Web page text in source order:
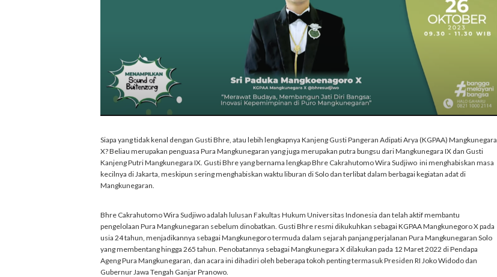
Siapa yang tidak kenal dengan Gusti Bhre, atau lebih lengkapnya Kanjeng Gusti Pangeran Adipati Arya (KGPAA) Mangkunegara
X? Beliau merupakan penguasa Pura Mangkunegaran yang juga merupakan putra bungsu dari Mangkunegara IX dan Gusti
Kanjeng Putri Mangkunegara IX. Gusti Bhre yang bernama lengkap Bhre Cakrahutomo Wira Sudjiwo ini menghabiskan masa
kecilnya di Jakarta, meskipun sering menghabiskan waktu liburan di Solo dan terlibat dalam berbagai kegiatan adat di
Mangkunegaran.
Bhre Cakrahutomo Wira Sudjiwo adalah lulusan Fakultas Hukum Universitas Indonesia dan telah aktif membantu
pengelolaan Pura Mangkunegaran sebelum dinobatkan. Gusti Bhre resmi dikukuhkan sebagai KGPAA Mangkunegoro X pada
usia 24 tahun, menjadikannya sebagai Mangkunegoro termuda dalam sejarah panjang perjalanan Pura Mangkunegaran Solo
yang membentang hingga 265 tahun. Penobatannya sebagai Mangkunegara X dilakukan pada 12 Maret 2022 di Pendapa
Ageng Pura Mangkunegaran, dan acara ini dihadiri oleh beberapa tokoh penting termasuk Presiden RI Joko Widodo dan
Gubernur Jawa Tengah Ganjar Pranowo.